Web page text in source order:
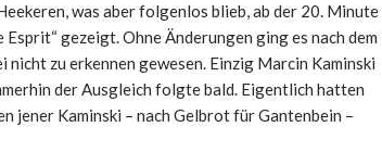
was aber folgenlos blieb, ab der 20. Minute
gezeigt. Ohne Änderungen ging es nach dem
nicht zu erkennen gewesen. Einzig Marcin Kaminski
der Ausgleich folgte bald. Eigentlich hatten
jener Kaminski – nach Gelbrot für Gantenbein –